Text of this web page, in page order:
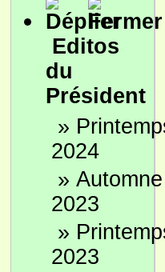
Editos
du
Président
»
2024
» Automne
2023
»
2023